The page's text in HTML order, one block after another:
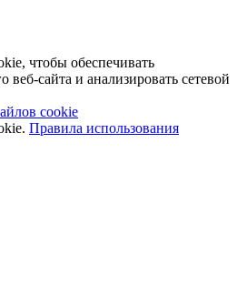
чтобы обеспечивать
сайта и анализировать сетевой
cookie
Правила использования